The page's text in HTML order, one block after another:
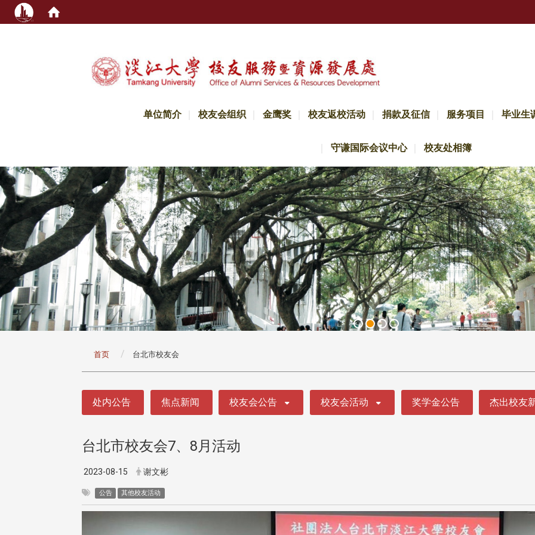
单位简介 校友会组织 金鹰奖 校友返校活动 捐款及征信 服务项目 毕业生
守谦国际会议中心 校友处相簿
首页 台北市校友会
处内公告 焦点新闻 校友会公告 校友会活动 奖学金公告 杰出校友
台北市校友会7、8月活动
2023-08-15 谢文彬
公告 其他校友活动